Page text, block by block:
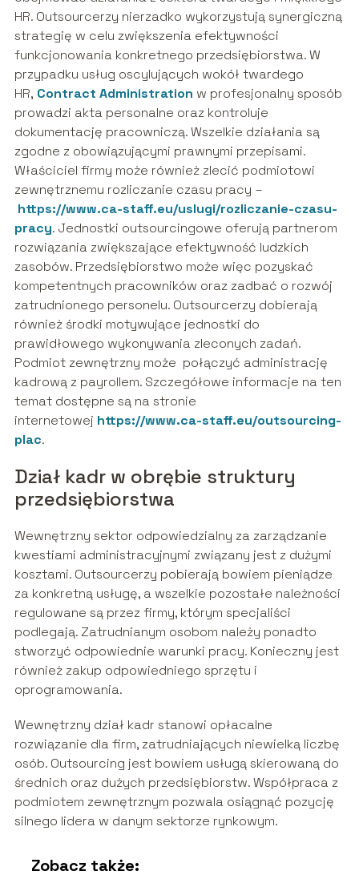
HR. Outsourcerzy nierzadko wykorzystują synergiczną
strategię w celu zwiększenia efektywności
funkcjonowania konkretnego przedsiębiorstwa. W
przypadku usług oscylujących wokół twardego
HR, Contract Administration w profesjonalny sposób
prowadzi akta personalne oraz kontroluje
dokumentację pracowniczą. Wszelkie działania są
zgodne z obowiązującymi prawnymi przepisami.
Właściciel firmy może również zlecić podmiotowi
zewnętrznemu rozliczanie czasu pracy –
https://www.ca-staff.eu/uslugi/rozliczanie-czasu-
pracy. Jednostki outsourcingowe oferują partnerom
rozwiązania zwiększające efektywność ludzkich
zasobów. Przedsiębiorstwo może więc pozyskać
kompetentnych pracowników oraz zadbać o rozwój
zatrudnionego personelu. Outsourcerzy dobierają
również środki motywujące jednostki do
prawidłowego wykonywania zleconych zadań.
Podmiot zewnętrzny może połączyć administrację
kadrową z payrollem. Szczegółowe informacje na ten
temat dostępne są na stronie
internetowej https://www.ca-staff.eu/outsourcing-
plac.
Dział kadr w obrębie struktury
przedsiębiorstwa
Wewnętrzny sektor odpowiedzialny za zarządzanie
kwestiami administracyjnymi związany jest z dużymi
kosztami. Outsourcerzy pobierają bowiem pieniądze
za konkretną usługę, a wszelkie pozostałe należności
regulowane są przez firmy, którym specjaliści
podlegają. Zatrudnianym osobom należy ponadto
stworzyć odpowiednie warunki pracy. Konieczny jest
również zakup odpowiedniego sprzętu i
oprogramowania.
Wewnętrzny dział kadr stanowi opłacalne
rozwiązanie dla firm, zatrudniających niewielką liczbę
osób. Outsourcing jest bowiem usługą skierowaną do
średnich oraz dużych przedsiębiorstw. Współpraca z
podmiotem zewnętrznym pozwala osiągnąć pozycję
silnego lidera w danym sektorze rynkowym.
Zobacz także: